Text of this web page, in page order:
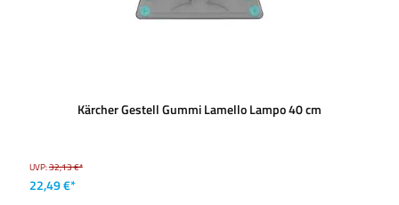
Kärcher Gestell Gummi Lamello Lampo 40 cm
UVP:32,13 €*
22,49 €*